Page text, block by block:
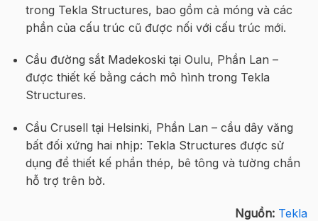
trong Tekla Structures, bao gồm cả móng và các
phần của cấu trúc cũ được nối với cấu trúc mới.
Cầu đường sắt Madekoski tại Oulu, Phần Lan –
được thiết kế bằng cách mô hình trong Tekla
Structures.
Cầu Crusell tại Helsinki, Phần Lan – cầu dây văng
bất đối xứng hai nhịp: Tekla Structures được sử
dụng để thiết kế phần thép, bê tông và tường chắn
hỗ trợ trên bờ.
Nguồn: Tekla